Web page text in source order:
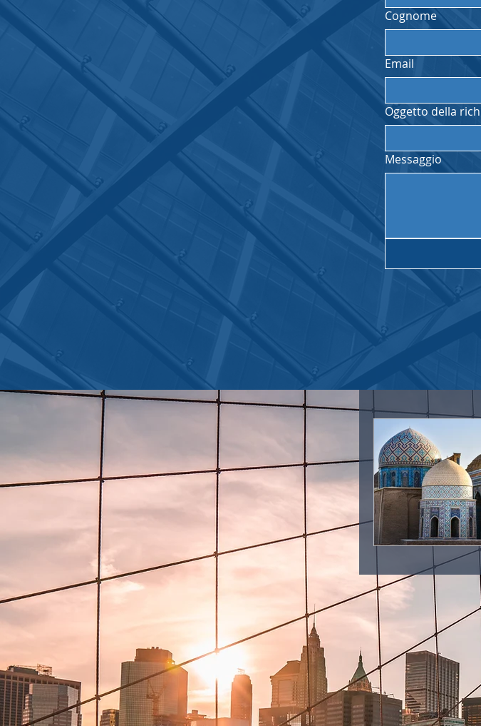
Cognome
Email
Oggetto della
Messaggio
RIMANI
AGGIORNATO
Visita il nostro Blog e leggi tutte le
ultime novità e risorse utili
riguardanti JPA Italia e il settore
della consulenza fiscale e aziendale